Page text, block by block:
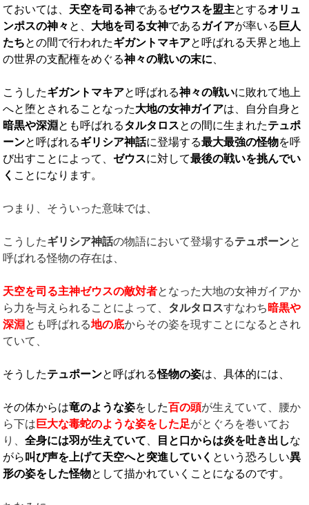
ておいては、 天空を司る神であるゼウスを盟主とするオリュ
ンポスの神々 と、 大地を司る女神であるガイアが率いる 巨人
たちとの間で行われたギガントマキアと呼ばれる天界と地上
の世界の支配権をめぐる神々の戦いの末に、
こうしたギガントマキアと呼ばれる神々の戦いに敗れて地上
へと堕とされることなった大地の女神ガイアは、自分自身と
暗黒や深淵 とも呼ばれるタルタロスとの間に生まれたテュポ
ーンと呼ばれるギリシア神話に登場する最大最強の怪物を呼
び出すことによって、ゼウスに対して最後の戦いを挑んでい
く ことになります。
つまり、そういった意味では、
こうしたギリシア神話の物語において登場するテュポーンと
呼ばれる怪物の存在は、
天空を司る主神ゼウスの敵対者となった大地の女神ガイアか
ら力を与えられることによって、 タルタロスすなわち暗黒や
深淵 とも呼ばれる地の底からその姿を現すことになるとされ
ていて、
そうしたテュポーンと呼ばれる怪物の姿は、具体的には、
その体からは竜のような姿をした 百の頭が生えていて、腰か
ら下は 巨大な毒蛇のような姿をした足がとぐろを巻いてお
り、全身には羽が生えていて、 目と口からは炎を吐き出しな
がら 叫び声を上げて天空へと突進していく という恐ろしい異
形の姿をした怪物として描かれていくことになるのです。